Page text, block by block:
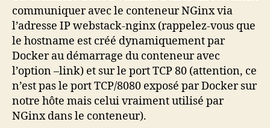
communiquer avec le conteneur NGinx via
l’adresse IP webstack-nginx (rappelez-vous que
le hostname est créé dynamiquement par
Docker au démarrage du conteneur avec
l’option –link) et sur le port TCP 80 (attention, ce
n’est pas le port TCP/8080 exposé par Docker sur
notre hôte mais celui vraiment utilisé par
NGinx dans le conteneur).